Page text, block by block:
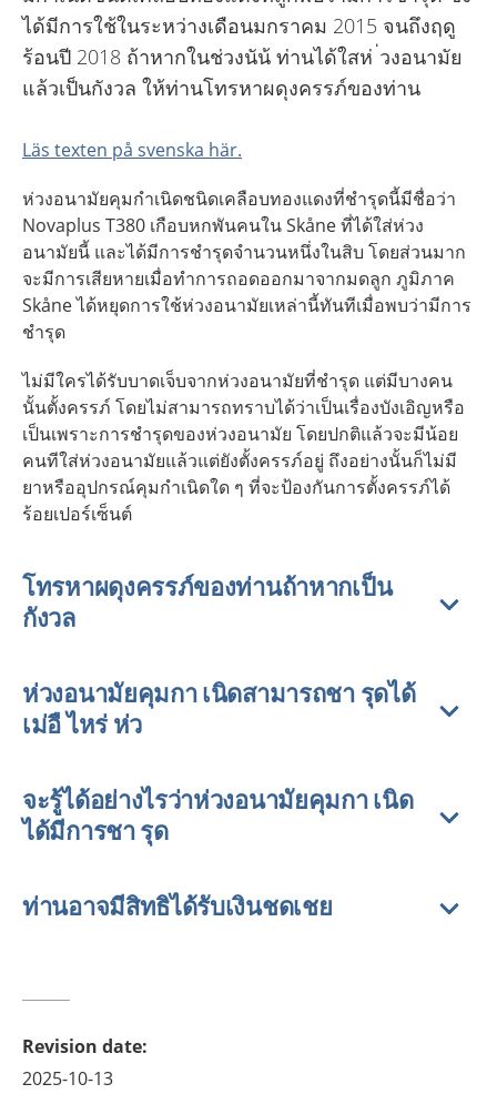
ได้มีการใช้ในระหว่างเดือนมกราคม 2015 จนถึงฤดู
ร้อนปี 2018 ถ้าหากในช่วงนัน้ ท่านได้ใสห่ ่วงอนามัย
แล้วเป็นกังวล ให้ท่านโทรหาผดุงครรภ์ของท่าน
Läs texten på svenska här.
ห่วงอนามัยคุมกำเนิดชนิดเคลือบทองแดงที่ชำรุดนี้มีชื่อว่า
Novaplus T380 เกือบหกพันคนใน Skåne ที่ได้ใส่ห่วง
อนามัยนี้ และได้มีการชำรุดจำนวนหนึ่งในสิบ โดยส่วนมาก
จะมีการเสียหายเมื่อทำการถอดออกมาจากมดลูก ภูมิภาค
Skåne ได้หยุดการใช้ห่วงอนามัยเหล่านี้ทันทีเมื่อพบว่ามีการ
ชำรุด
ไม่มีใครได้รับบาดเจ็บจากห่วงอนามัยที่ชำรุด แต่มีบางคน
นั้นตั้งครรภ์ โดยไม่สามารถทราบได้ว่าเป็นเรื่องบังเอิญหรือ
เป็นเพราะการชำรุดของห่วงอนามัย โดยปกติแล้วจะมีน้อย
คนทีใส่ห่วงอนามัยแล้วแต่ยังตั้งครรภ์อยู่ ถึงอย่างนั้นก็ไม่มี
ยาหรืออุปกรณ์คุมกำเนิดใด ๆ ที่จะป้องกันการตั้งครรภ์ได้
ร้อยเปอร์เซ็นต์
โทรหาผดุงครรภ์ของท่านถ้าหากเป็น
กังวล
ห่วงอนามัยคุมกา เนิดสามารถชา รุดได้
เม่อื ไหร่ ห่ว
จะรู้ได้อย่างไรว่าห่วงอนามัยคุมกา เนิด
ได้มีการชา รุด
ท่านอาจมีสิทธิได้รับเงินชดเชย
Revision date:
2025-10-13